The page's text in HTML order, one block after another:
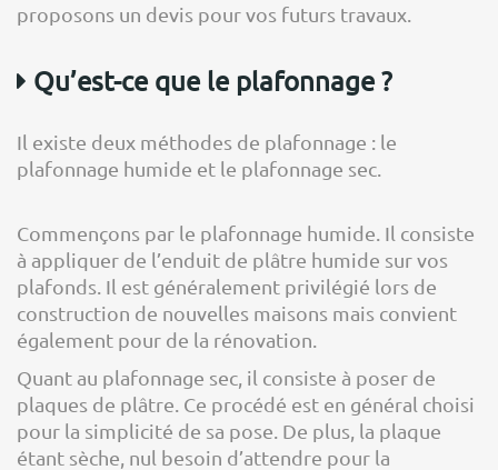
proposons un devis pour vos futurs travaux.
Qu’est-ce que le plafonnage ?
Il existe deux méthodes de plafonnage : le
plafonnage humide et le plafonnage sec.
Commençons par le plafonnage humide. Il consiste
à appliquer de l’enduit de plâtre humide sur vos
plafonds. Il est généralement privilégié lors de
construction de nouvelles maisons mais convient
également pour de la rénovation.
Quant au plafonnage sec, il consiste à poser de
plaques de plâtre. Ce procédé est en général choisi
pour la simplicité de sa pose. De plus, la plaque
étant sèche, nul besoin d’attendre pour la